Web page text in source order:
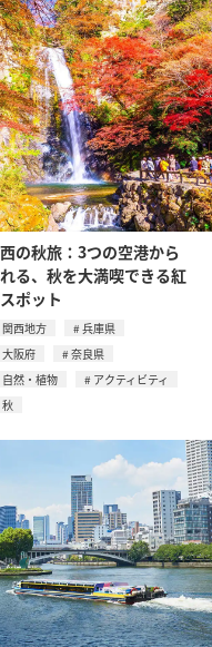
の秋旅：3つの空港から
る、秋を大満喫できる紅
ポット
関西地方
兵庫県
大阪府
奈良県
自然・植物
アクティビティ
秋